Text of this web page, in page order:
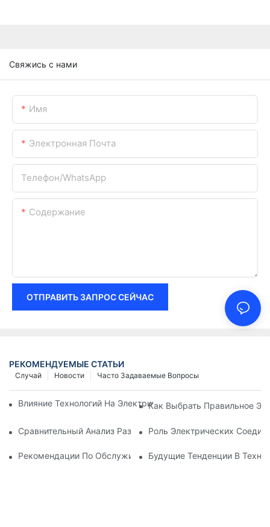
Свяжись с нами
Имя
Электронная Почта
Телефон/WhatsApp
Содержание
ОТПРАВИТЬ ЗАПРОС СЕЙЧАС
РЕКОМЕНДУЕМЫЕ СТАТЬИ
Часто Задаваемые Вопросы
Новости
Случай
Влияние Технологий На Электрические Соединения В
Как Выбрать Правильное
Сравнительный Анализ Различных Типов Электрических
Роль Электрических
Рекомендации По Обслуживанию Электрических
Будущие Тенденции В